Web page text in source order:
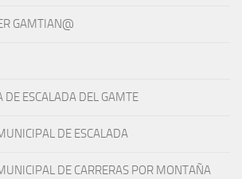
GAMTIAN@
DE ESCALADA DEL GAMTE
DE ESCALADA
DE CARRERAS POR MONTAÑA